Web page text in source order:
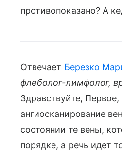
противопоказано? А
Отвечает Березко
флеболог-лимфолог,
Здравствуйте,
ангиосканирование
состоянии те вены,
порядке, а речь идет